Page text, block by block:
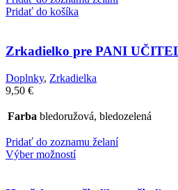
Pridať do košíka
Zrkadielko pre PANI
Doplnky, Zrkadielka
9,50 €
Farba bledoružová, bledozelená
Pridať do zoznamu želaní
Výber možností